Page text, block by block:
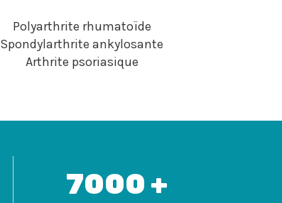
Polyarthrite rhumatoïde
Spondylarthrite ankylosante
Arthrite psoriasique
7000 +